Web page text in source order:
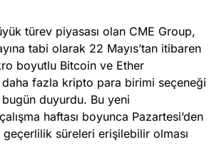
türev piyasası olan CME Group,
tabi olarak 22 Mayıs’tan itibaren
boyutlu Bitcoin ve Ether
fazla kripto para birimi seçeneği
duyurdu. Bu yeni
haftası boyunca Pazartesi’den
geçerlilik süreleri erişilebilir olması